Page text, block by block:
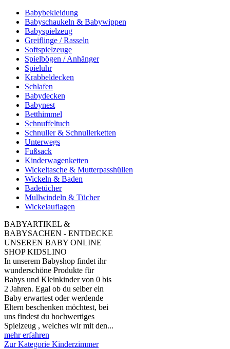
Babybekleidung
Babyschaukeln & Babywippen
Babyspielzeug
Greiflinge / Rasseln
Softspielzeuge
Spielbögen / Anhänger
Spieluhr
Krabbeldecken
Schlafen
Babydecken
Babynest
Betthimmel
Schnuffeltuch
Schnuller & Schnullerketten
Unterwegs
Fußsack
Kinderwagenketten
Wickeltasche & Mutterpasshüllen
Wickeln & Baden
Badetücher
Mullwindeln & Tücher
Wickelauflagen
BABYARTIKEL &
BABYSACHEN - ENTDECKE
UNSEREN BABY ONLINE
SHOP KIDSLINO
In unserem Babyshop findet ihr
wunderschöne Produkte für
Babys und Kleinkinder von 0 bis
2 Jahren. Egal ob du selber ein
Baby erwartest oder werdende
Eltern beschenken möchtest, bei
uns findest du hochwertiges
Spielzeug , welches wir mit den...
mehr erfahren
Zur Kategorie Kinderzimmer